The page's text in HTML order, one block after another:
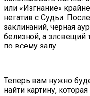
или «Изгнание»
негатив с Судьи.
заклинаний, черная
белизной, а зловещий
по всему залу.
Теперь вам нужно
найти картину,